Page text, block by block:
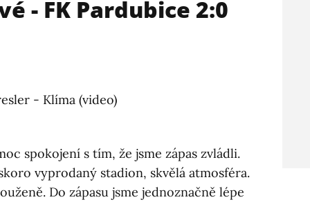
- FK Pardubice 2:0
- Klíma (video)
spokojení s tím, že jsme zápas zvládli.
vyprodaný stadion, skvělá atmosféra.
Do zápasu jsme jednoznačně lépe